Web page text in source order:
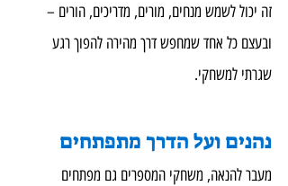
זה יכול לשמש מנחים, מורים, מדריכים, הורים –
ובעצם כל אחד שמחפש דרך מהירה להפוך רגע
שגרתי למשחקי.
נהנים ועל הדרך מתפתחים
מעבר להנאה, משחקי המספרים גם מפתחים